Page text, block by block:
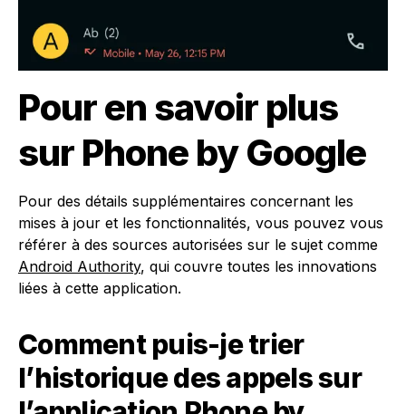
Pour en savoir plus
sur Phone by Google
Pour des détails supplémentaires concernant les
mises à jour et les fonctionnalités, vous pouvez vous
référer à des sources autorisées sur le sujet comme
Android Authority, qui couvre toutes les innovations
liées à cette application.
Comment puis-je trier
l’historique des appels sur